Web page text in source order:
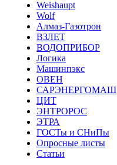
Weishaupt
Wolf
Алмаз-Газотрон
ВЗЛЕТ
ВОДОПРИБОР
Логика
Машинпэкс
ОВЕН
САРЭНЕРГОМАШ
ЦИТ
ЭНТРОРОС
ЭТРА
ГОСТы и СНиПы
Опросные листы
Статьи